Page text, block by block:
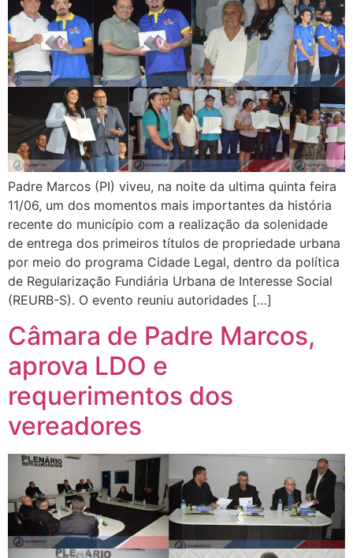
Padre Marcos (PI) viveu, na noite da ultima quinta feira
11/06, um dos momentos mais importantes da história
recente do município com a realização da solenidade
de entrega dos primeiros títulos de propriedade urbana
por meio do programa Cidade Legal, dentro da política
de Regularização Fundiária Urbana de Interesse Social
(REURB-S). O evento reuniu autoridades […]
Câmara de Padre Marcos,
aprova LDO e
requerimentos dos
vereadores